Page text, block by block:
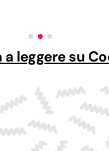
leggere su